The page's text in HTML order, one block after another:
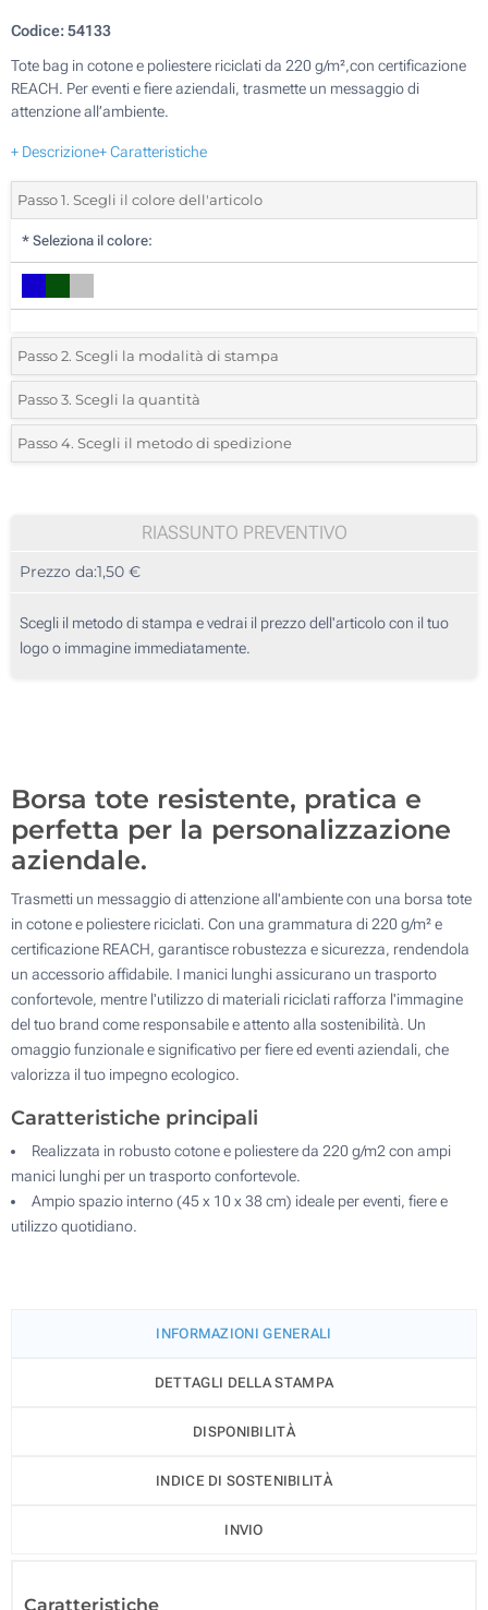
Codice:54133
Tote bag in cotone e poliestere riciclati da 220 g/m²,con certificazione
REACH. Per eventi e fiere aziendali, trasmette un messaggio di
attenzione all’ambiente.
+ Descrizione+ Caratteristiche
Passo 1. Scegli il colore dell'articolo
* Seleziona il colore:
Passo 2. Scegli la modalità di stampa
*Seleziona la posizione di stampa e il colore del vostro logo:
1 Colore (Su un lato)
3 Colori (Su un lato)
Stampa tessile digitale (Su un lato)
Passo 3. Scegli la quantità
*Quantità desiderata:
50
125
250
Passo 4. Scegli il metodo di spedizione
RIASSUNTO PREVENTIVO
Prezzo da:1,50 €
Scegli il metodo di stampa e vedrai il prezzo dell'articolo con il tuo
logo o immagine immediatamente.
Borsa tote resistente, pratica e
perfetta per la personalizzazione
aziendale.
Trasmetti un messaggio di attenzione all'ambiente con una borsa tote
in cotone e poliestere riciclati. Con una grammatura di 220 g/m² e
certificazione REACH, garantisce robustezza e sicurezza, rendendola
un accessorio affidabile. I manici lunghi assicurano un trasporto
confortevole, mentre l'utilizzo di materiali riciclati rafforza l'immagine
del tuo brand come responsabile e attento alla sostenibilità. Un
omaggio funzionale e significativo per fiere ed eventi aziendali, che
valorizza il tuo impegno ecologico.
Caratteristiche principali
Realizzata in robusto cotone e poliestere da 220 g/m2 con ampi
manici lunghi per un trasporto confortevole.
Ampio spazio interno (45 x 10 x 38 cm) ideale per eventi, fiere e
utilizzo quotidiano.
INFORMAZIONI GENERALI
DETTAGLI DELLA STAMPA
DISPONIBILITÀ
INDICE DI SOSTENIBILITÀ
INVIO
Caratteristiche